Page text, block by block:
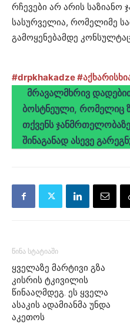
რჩევები არ არის საზიანო
სასურველია, რომელიმე
გამოყენებამდე
#drpkhakadze
მრავალმხრივ
ბოსტნეული, რომელიც
თქვენს
შინაგანად ასევე
წინა სტატიაში
ყველაზე მარტივი გზა
კისრის ტკივილის
წინააღმდეგ. ეს ყველა
ასაკის ადამიანმა უნდა
აკეთოს